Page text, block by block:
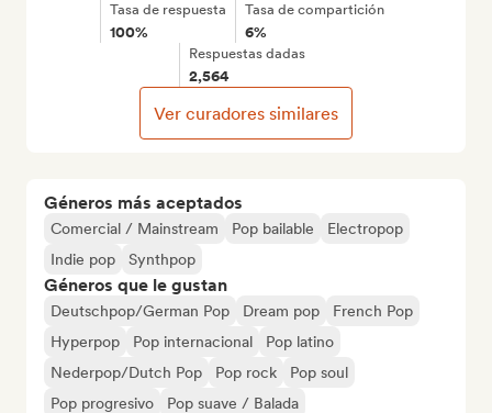
Géneros más aceptados
Comercial / Mainstream Pop bailable
Electropop
Indie pop
Synthpop
Géneros que le gustan
Deutschpop/German Pop Dream pop
French Pop
Hyperpop
Pop internacional
Pop latino
Nederpop/Dutch Pop
Pop rock
Pop soul
Pop progresivo
Pop suave / Balada
Tasa de respuesta
100%
Tasa de compartición
6%
Respuestas dadas
2,564
Ver curadores similares